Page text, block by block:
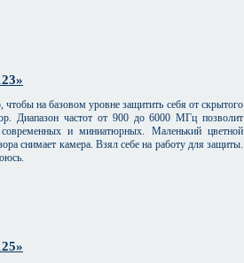
на базовом уровне защитить себя от скрытого
Диапазон частот от 900 до 6000 МГц позволит
и миниатюрных. Маленький цветной
снимает камера. Взял себе на работу для защиты.